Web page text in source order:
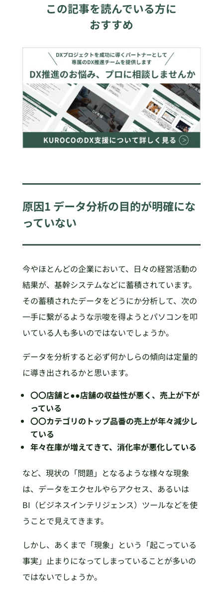
この記事を読んでいる方に
おすすめ
原因1 データ分析の目的が明確にな
っていない
今やほとんどの企業において、日々の経営活動の
結果が、基幹システムなどに蓄積されています。
その蓄積されたデータをどうにか分析して、次の
一手に繋がるような示唆を得ようとパソコンを叩
いている人も多いのではないでしょうか。
データを分析すると必ず何かしらの傾向は定量的
に導き出されるかと思います。
〇〇店舗と●●店舗の収益性が悪く、売上が下が
っている
〇〇カテゴリのトップ品番の売上が年々減少し
ている
年々在庫が増えてきて、消化率が悪化している
など、現状の「問題」となるような様々な現象
は、データをエクセルやらアクセス、あるいは
BI（ビジネスインテリジェンス）ツールなどを使
うことで見えてきます。
しかし、あくまで「現象」という「起こっている
事実」止まりになってしまっていることが多いの
ではないでしょうか。